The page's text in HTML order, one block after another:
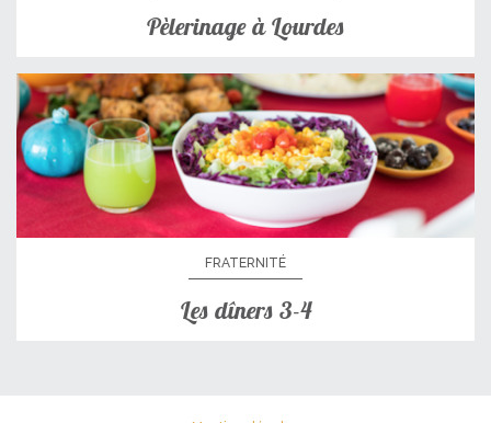
Pèlerinage à Lourdes
FRATERNITÉ
Les dîners 3-4